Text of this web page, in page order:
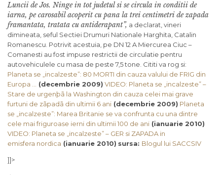
Luncii de Jos. Ninge in tot judetul si se circula in conditii de
iarna, pe carosabil acoperit cu pana la trei centimetri de zapada
framantata, tratata cu antiderapant”, a declarat, vineri
dimineata, seful Sectiei Drumuri Nationale Harghita, Catalin
Romanescu. Potrivit acestuia, pe DN 12 A Miercurea Ciuc –
Comanesti au fost impuse restrictii de circulatie pentru
autovehiculele cu masa de peste 7,5 tone. Cititi va rog si:
Planeta se „incalzeste”: 80 MORTI din cauza valului de FRIG din
Europa …
(decembrie 2009) VIDEO: Planeta se „incalzeste” –
Stare de urgenþã la Washington din cauza celei mai grave
furtuni de zãpadã din ultimii 6 ani (decembrie 2009) Planeta
se „incalzeste”: Marea Britanie se va confrunta cu una dintre
cele mai friguroase ierni din ultimii 100 de ani (ianuarie 2010)
VIDEO: Planeta se „incalzeste” – GER si ZAPADA in
emisfera nordica (ianuarie 2010) sursa: Blogul lui SACCSIV
]]>